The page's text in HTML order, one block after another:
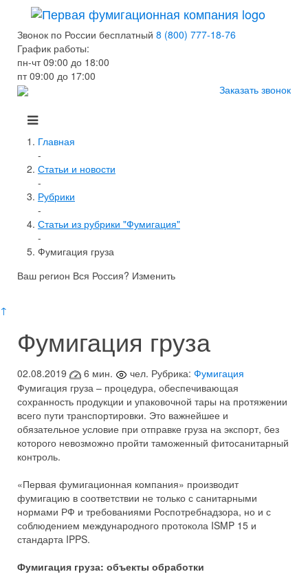
Звонок по России бесплатный 8 (800) 777-18-76
График работы:
пн-чт 09:00 до 18:00
пт 09:00 до 17:00
Заказать звонок
Главная
-
Статьи и новости
-
Рубрики
-
Статьи из рубрики "Фумигация"
-
Фумигация груза
Ваш регион Вся Россия? Изменить
↑
Фумигация груза
02.08.2019 6 мин. чел. Рубрика: Фумигация
Фумигация груза – процедура, обеспечивающая
сохранность продукции и упаковочной тары на протяжении
всего пути транспортировки. Это важнейшее и
обязательное условие при отправке груза на экспорт, без
которого невозможно пройти таможенный фитосанитарный
контроль.
«Первая фумигационная компания» производит
фумигацию в соответствии не только с санитарными
нормами РФ и требованиями Роспотребнадзора, но и с
соблюдением международного протокола ISMP 15 и
стандарта IPPS.
Фумигация груза: объекты обработки